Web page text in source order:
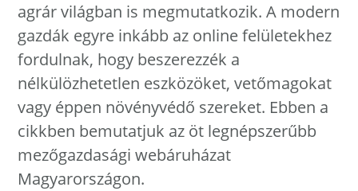
agrár világban is megmutatkozik. A modern
gazdák egyre inkább az online felületekhez
fordulnak, hogy beszerezzék a
nélkülözhetetlen eszközöket, vetőmagokat
vagy éppen növényvédő szereket. Ebben a
cikkben bemutatjuk az öt legnépszerűbb
mezőgazdasági webáruházat
Magyarországon.